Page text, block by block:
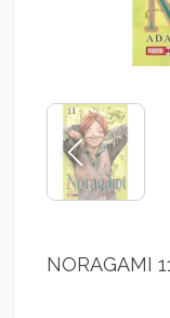
NORAGAMI